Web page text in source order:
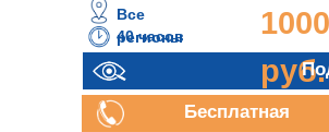
40 часов
руб.
Все
регионы
Бесплатная